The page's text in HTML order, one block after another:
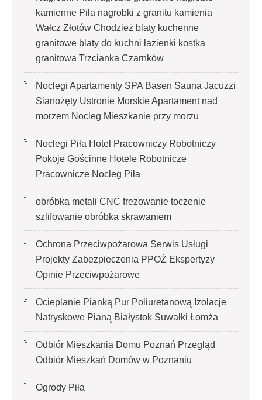
kamienne Piła nagrobki z granitu kamienia
Wałcz Złotów Chodzież blaty kuchenne
granitowe blaty do kuchni łazienki kostka
granitowa Trzcianka Czarnków
Noclegi Apartamenty SPA Basen Sauna Jacuzzi
Sianożęty Ustronie Morskie Apartament nad
morzem Nocleg Mieszkanie przy morzu
Noclegi Piła Hotel Pracowniczy Robotniczy
Pokoje Gościnne Hotele Robotnicze
Pracownicze Nocleg Piła
obróbka metali CNC frezowanie toczenie
szlifowanie obróbka skrawaniem
Ochrona Przeciwpożarowa Serwis Usługi
Projekty Zabezpieczenia PPOŻ Ekspertyzy
Opinie Przeciwpożarowe
Ocieplanie Pianką Pur Poliuretanową Izolacje
Natryskowe Pianą Białystok Suwałki Łomża
Odbiór Mieszkania Domu Poznań Przegląd
Odbiór Mieszkań Domów w Poznaniu
Ogrody Piła